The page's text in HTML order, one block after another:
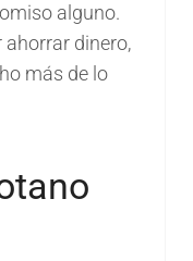
alguno.
ahorrar dinero,
más de lo